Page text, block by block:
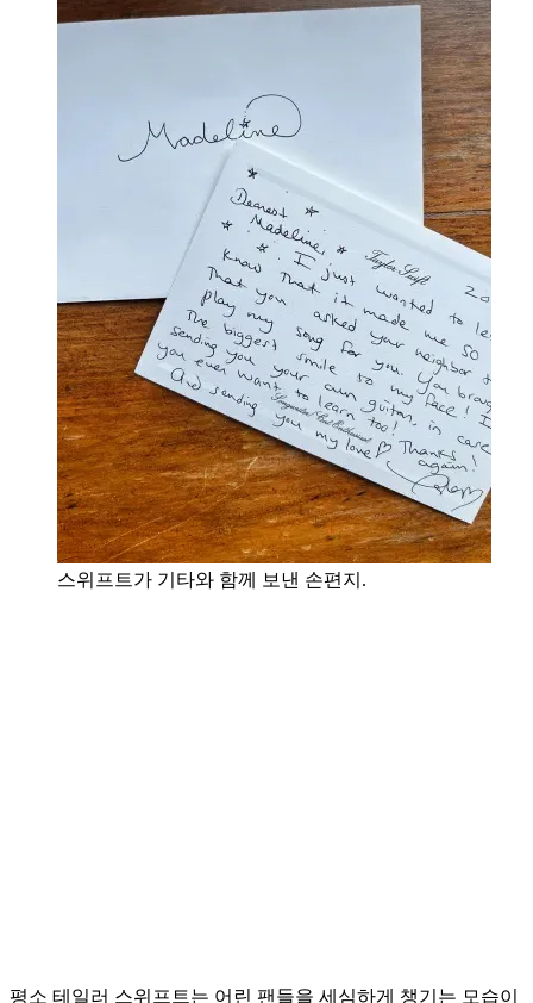
스위프트가 기타와 함께 보낸 손편지.
평소 테일러 스위프트는 어린 팬들을 세심하게 챙기는 모습이